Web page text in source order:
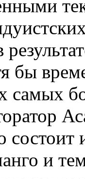
бы
самых
и